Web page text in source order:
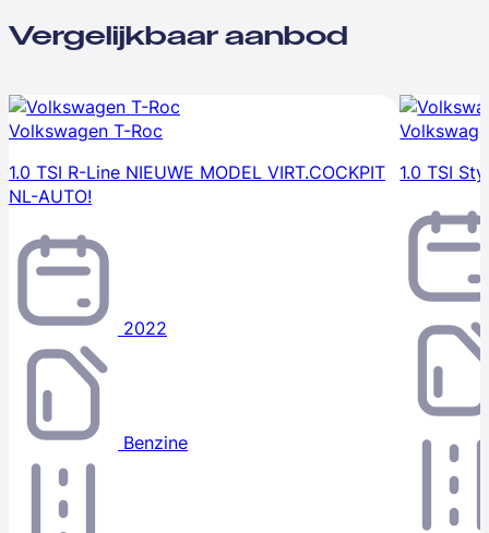
Vergelijkbaar aanbod
Volkswagen T-Roc
1.0 TSI R-Line NIEUWE MODEL VIRT.COCKPIT
NL-AUTO!
2022
Benzine
1.0 TSI